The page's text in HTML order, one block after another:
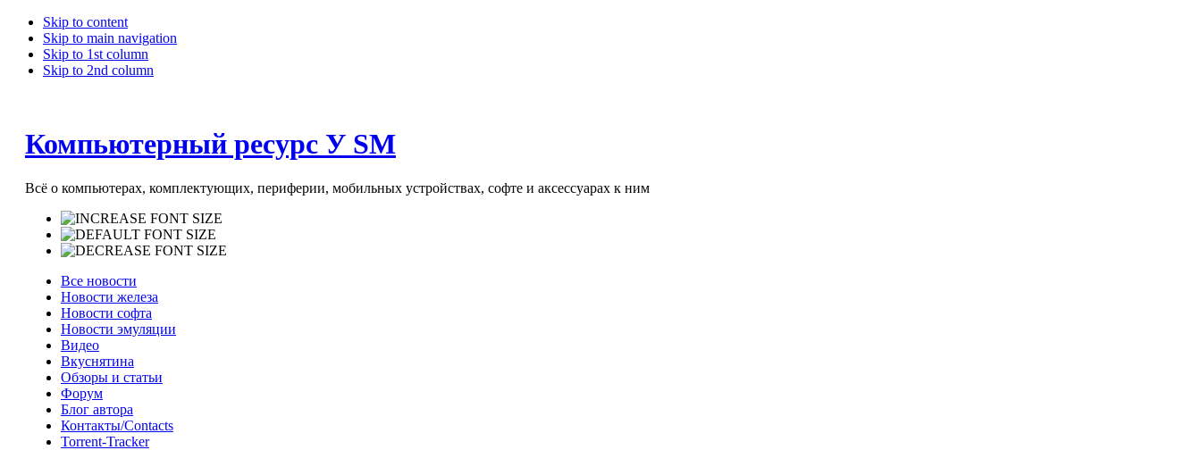
Skip to content
Skip to main navigation
Skip to 1st column
Skip to 2nd column
Компьютерный ресурс У SM
Всё о компьютерах, комплектующих, периферии, мобильных устройствах, софте и аксессуарах к ним
Все новости
Новости железа
Новости софта
Новости эмуляции
Видео
Вкуснятина
Обзоры и статьи
Форум
Блог автора
Контакты/Contacts
Torrent-Tracker